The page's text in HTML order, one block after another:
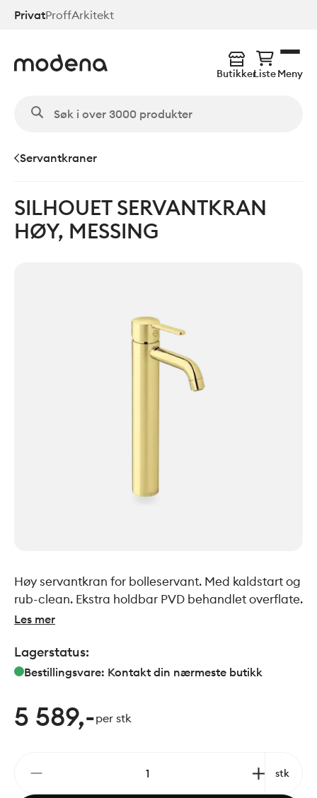
Hopp
PrivatProffArkitekt
ButikkerListeMeny
Servantkraner
SILHOUET SERVANTKRAN
HØY, MESSING
Høy servantkran for bolleservant. Med kaldstart og
rub-clean. Ekstra holdbar PVD behandlet overflate.
Les mer
Lagerstatus:
Bestillingsvare: Kontakt din nærmeste butikk
5 589,-per stk
stk